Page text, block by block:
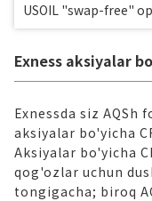
USOIL "swap-free"
keyingi kunga
Exness aksiyalar
Exnessda siz
aksiyalar bo'yicha
Aksiyalar bo'yicha
qog'ozlar uchun
tongigacha; biroq